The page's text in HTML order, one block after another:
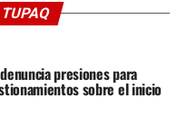
presiones para
sobre el inicio